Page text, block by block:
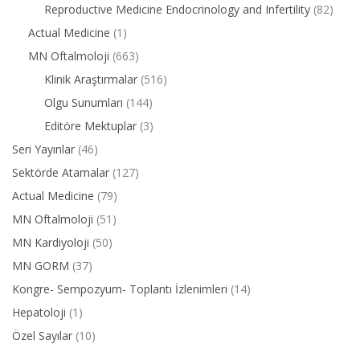
Reproductive Medicine Endocrinology and Infertility (82)
Actual Medicine (1)
MN Oftalmoloji (663)
Klinik Araştırmalar (516)
Olgu Sunumları (144)
Editöre Mektuplar (3)
Seri Yayınlar (46)
Sektörde Atamalar (127)
Actual Medicine (79)
MN Oftalmoloji (51)
MN Kardiyoloji (50)
MN GORM (37)
Kongre- Sempozyum- Toplantı İzlenimleri (14)
Hepatoloji (1)
Özel Sayılar (10)